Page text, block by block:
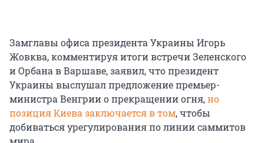
Замглавы офиса президента Украины Игорь
Жовква, комментируя итоги встречи Зеленского
и Орбана в Варшаве, заявил, что президент
Украины выслушал предложение премьер-
министра Венгрии о прекращении огня,но
позиция Киева заключается в том, чтобы
добиваться урегулирования по линии саммитов